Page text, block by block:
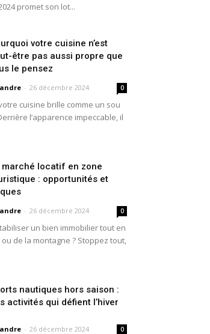
promet son lot...
votre cuisine n’est
être pas aussi propre que
le pensez
- 26 décembre 2024 0
cuisine brille comme un sou
l’apparence impeccable, il
marché locatif en zone
: opportunités et
- 26 décembre 2024 0
un bien immobilier tout en
de la montagne ? Stoppez tout,
nautiques hors saison :
activités qui défient l’hiver
- 26 décembre 2024 0